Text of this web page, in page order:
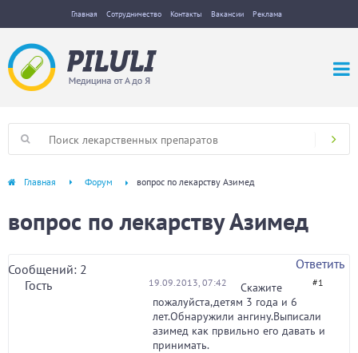
Главная Сотрудничество Контакты Вакансии Реклама
Главная Форум вопрос по лекарству Азимед
вопрос по лекарству Азимед
Сообщений: 2
Ответить
Гость
19.09.2013, 07:42 #1
Скажите
пожалуйста,детям 3 года и 6
лет.Обнаружили ангину.Выписали
азимед как првильно его давать и
принимать.